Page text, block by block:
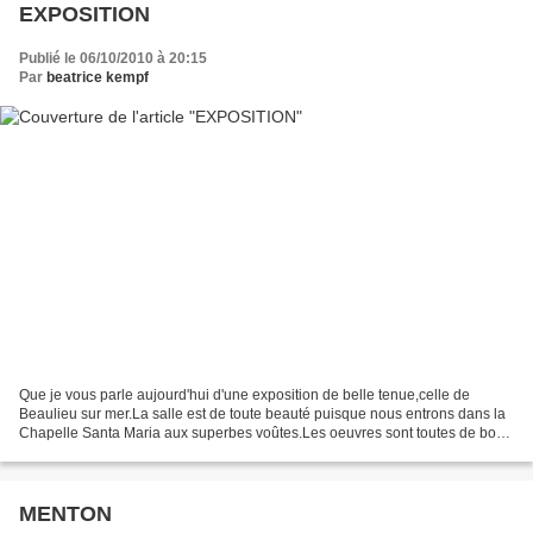
EXPOSITION
Publié le 06/10/2010 à 20:15
Par beatrice kempf
Que je vous parle aujourd'hui d'une exposition de belle tenue,celle de
Beaulieu sur mer.La salle est de toute beauté puisque nous entrons dans la
Chapelle Santa Maria aux superbes voûtes.Les oeuvres sont toutes de bon
MENTON